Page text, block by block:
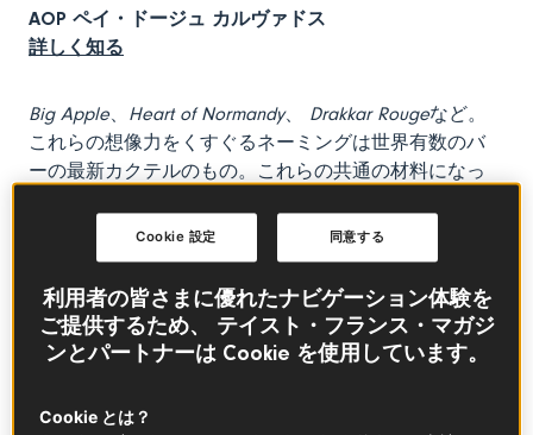
AOP ペイ・ドージュ カルヴァドス
詳しく知る
Big Apple、 Heart of Normandy、 Drakkar Rougeなど。
これらの想像力をくすぐるネーミングは世界有数のバ
ーの最新カクテルのもの。これらの共通の材料になっ
ヴァ」がヴィンテージなお酒の流行の波に乗って、若
返りを果たしました。この有名なりんごのお酒の舞台
裏を見に、ノルマンディーの中心部、ペイ・ドージュ
へ向かいましょう。
今日、私はカルヴァドス生産の本拠地であるシャト
さんにお目にかかります。「シャトー・ド・ブルイユ
利用者の皆さまに優れたナビゲーション体験を
ご提供するため、 テイスト・フランス・マガジ
ンとパートナーは Cookie を使用しています。
Cookie とは？
同意する
Cookie 設定